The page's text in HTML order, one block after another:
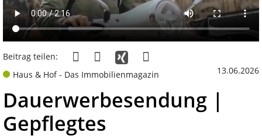
Beitrag teilen:
Haus & Hof - Das Immobilienmagazin
13.06.2026
Dauerwerbesendung |
Gepflegtes